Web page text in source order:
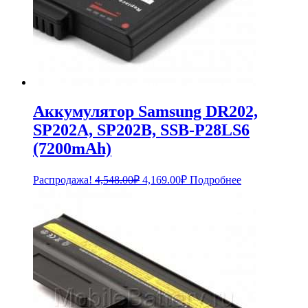
Аккумулятор Samsung DR202,
SP202A, SP202B, SSB-P28LS6
(7200mAh)
Распродажа! 4,548.00₽ Первоначальная
4,169.00₽Текущая
цена:
Подробнее